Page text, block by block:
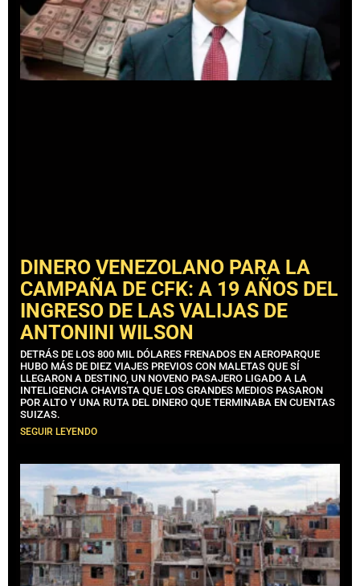
DINERO VENEZOLANO PARA LA
CAMPAÑA DE CFK: A 19 AÑOS DEL
INGRESO DE LAS VALIJAS DE
ANTONINI WILSON
DETRÁS DE LOS 800 MIL DÓLARES FRENADOS EN AEROPARQUE
HUBO MÁS DE DIEZ VIAJES PREVIOS CON MALETAS QUE SÍ
LLEGARON A DESTINO, UN NOVENO PASAJERO LIGADO A LA
INTELIGENCIA CHAVISTA QUE LOS GRANDES MEDIOS PASARON
POR ALTO Y UNA RUTA DEL DINERO QUE TERMINABA EN CUENTAS
SUIZAS.
SEGUIR LEYENDO